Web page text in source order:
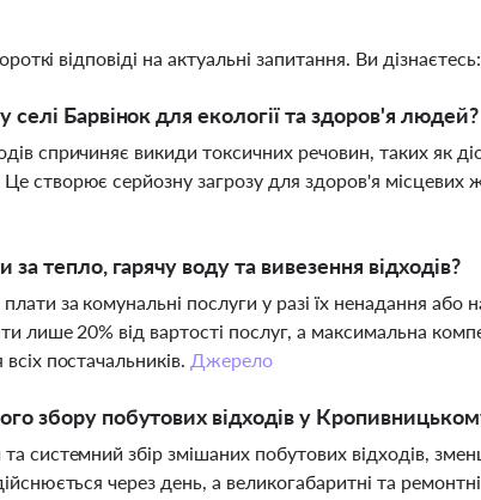
відповіді на актуальні запитання. Ви дізнаєтесь:
Барвінок для екології та здоров'я людей?
спричиняє викиди токсичних речовин, таких як
створює серйозну загрозу для здоров'я місцевих
тепло, гарячу воду та вивезення відходів?
за комунальні послуги у разі їх ненадання або
лише 20% від вартості послуг, а максимальна
постачальників. Джерело
збору побутових відходів у
системний збір змішаних побутових відходів,
через день, а великогабаритні та